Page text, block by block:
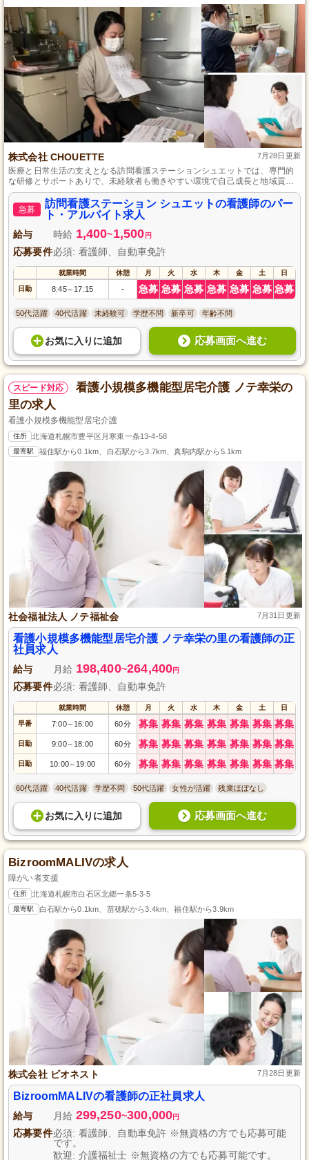
株式会社 CHOUETTE 7月28日更新
医療と日常生活の支えとなる訪問看護ステーションシュエットでは、専門的
な研修とサポートありで、未経験者も働きやすい環境で自己成長と地域貢献
が可能です。
急募
訪問看護ステーション シュエットの看護師のパー
ト・アルバイト求人
給与 時給 1,400~1,500 円
応募要件必須: 看護師、自動車免許
就業時間 休憩 月 火 水 木 金 土 日
日勤 8:45～ 17:15 - 急募 急募 急募 急募 急募 急募 急募
50代活躍 40代活躍 未経験可 学歴不問 新卒可 年齢不問
お気に入り に追加 応募画面へ進む
スピード対応
看護小規模多機能型居宅介護 ノテ幸栄の
里の求人
看護小規模多機能型居宅介護
住所 北海道札幌市豊平区月寒東一条13-4-58
最寄駅 福住駅から0.1km、白石駅から3.7km、真駒内駅から5.1km
社会福祉法人 ノテ福祉会 7月31日更新
看護小規模多機能型居宅介護 ノテ幸栄の里の看護師の正
社員求人
給与 月給 198,400~264,400円
応募要件必須: 看護師、自動車免許
就業時間 休憩 月 火 水 木 金 土 日
早番 7:00～ 16:00 60分 募集 募集 募集 募集 募集 募集 募集
日勤 9:00～ 18:00 60分 募集 募集 募集 募集 募集 募集 募集
日勤 10:00～ 19:00 60分 募集 募集 募集 募集 募集 募集 募集
60代活躍 40代活躍 学歴不問 50代活躍 女性が活躍 残業ほぼなし
お気に入り に追加 応募画面へ進む
BizroomMALIVの求人
障がい者支援
住所 北海道札幌市白石区北郷一条5-3-5
最寄駅 白石駅から0.1km、苗穂駅から3.4km、福住駅から3.9km
株式会社 ビオネスト 7月28日更新
BizroomMALIVの看護師の正社員求人
給与 月給 299,250~300,000円
応募要件必須: 看護師、自動車免許 ※無資格の方でも応募可能
です。
歓迎: 介護福祉士 ※無資格の方でも応募可能です。